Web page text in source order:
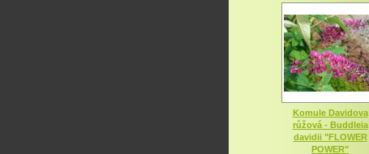
Komule Davidova
růžová - Buddleia
davidii "FLOWER
POWER"